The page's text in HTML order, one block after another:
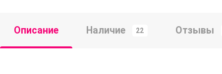
Описание Наличие 22 Отзывы